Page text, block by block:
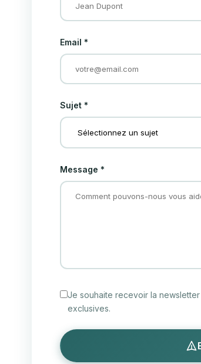
Email *
Sujet *
Message *
Je souhaite recevoir la
exclusives.